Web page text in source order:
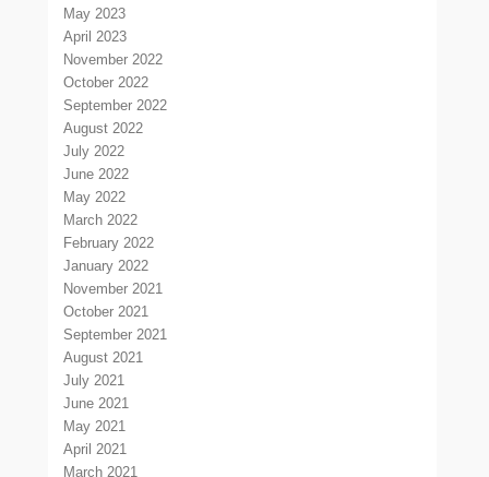
May 2023
April 2023
November 2022
October 2022
September 2022
August 2022
July 2022
June 2022
May 2022
March 2022
February 2022
January 2022
November 2021
October 2021
September 2021
August 2021
July 2021
June 2021
May 2021
April 2021
March 2021